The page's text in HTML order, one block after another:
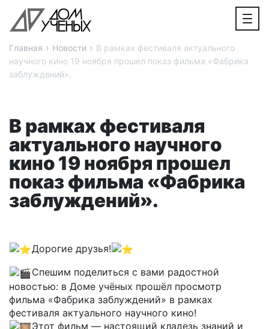
Главная › Новости › В рамках фестиваля актуального
научного кино 19 ноября прошел показ фильма «Фабрика
заблуждений».
В рамках фестиваля
актуального научного
кино 19 ноября прошел
показ фильма «Фабрика
заблуждений».
Дорогие друзья!
Спешим поделиться с вами радостной
новостью: в Доме учёных прошёл просмотр
фильма «Фабрика заблуждений» в рамках
фестиваля актуального научного кино!
Этот фильм — настоящий кладезь знаний и